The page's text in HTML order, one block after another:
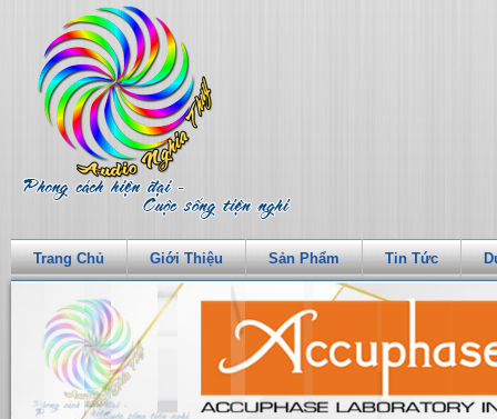
Trang Chủ Giới Thiệu Sản Phẩm Tin Tức